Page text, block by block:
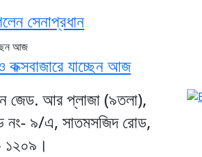
সেনাপ্রধান
কক্সবাজারে যাচ্ছেন আজ
জেড. আর প্লাজা (৯তলা),
৯/এ, সাতমসজিদ রোড,
১২০৯।